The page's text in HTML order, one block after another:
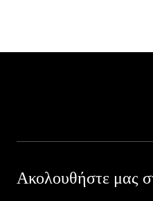
Ακολουθήστε μας